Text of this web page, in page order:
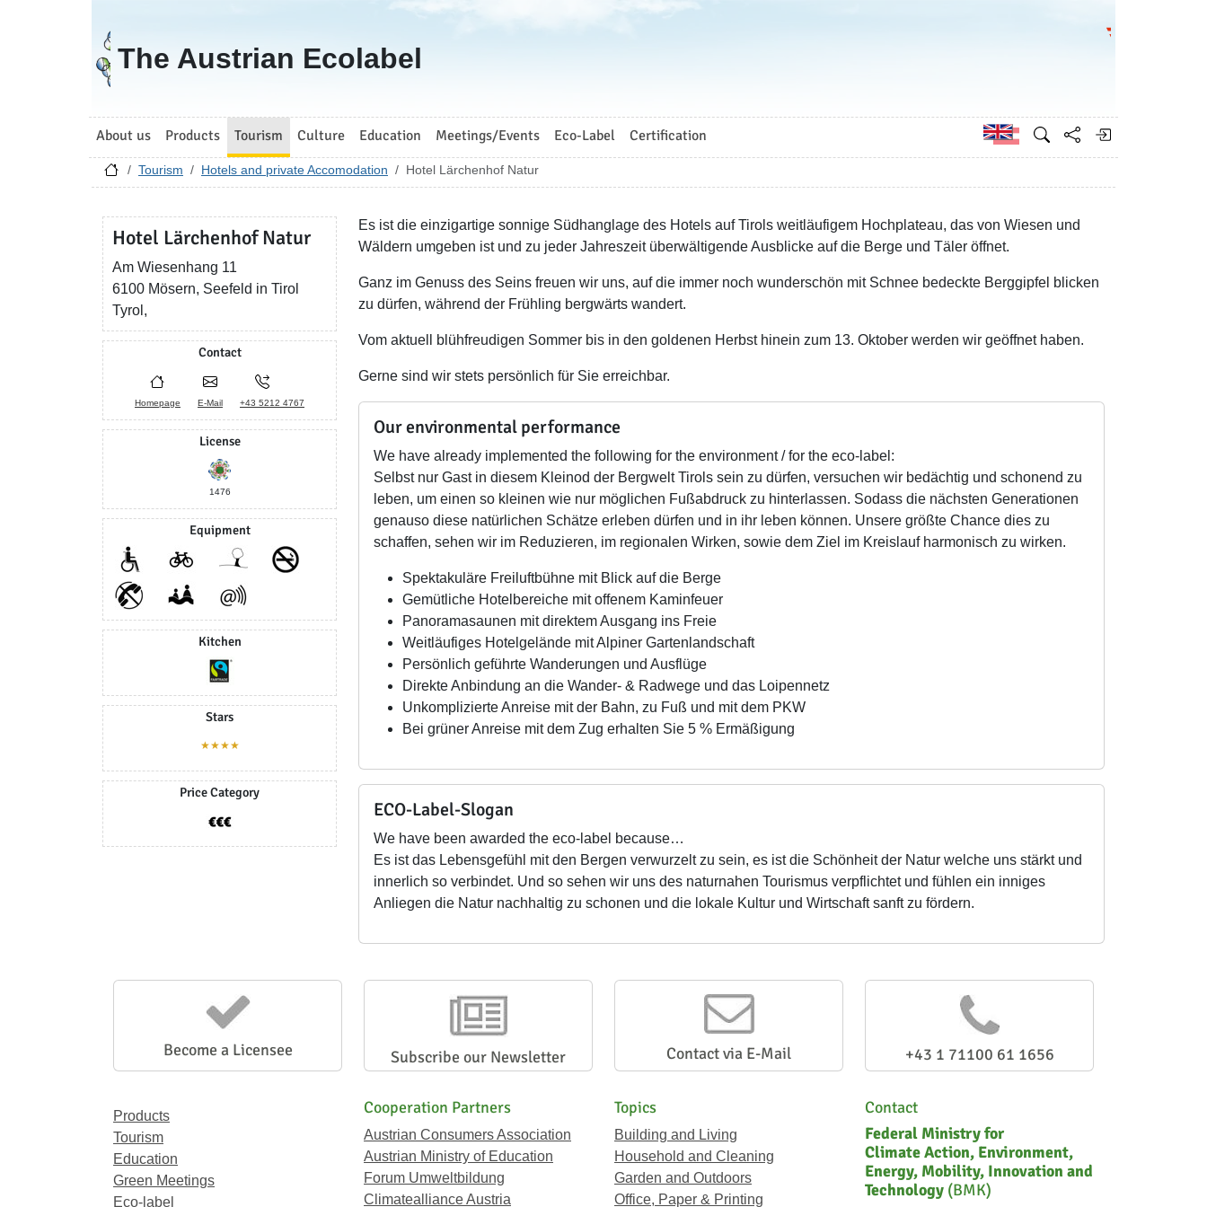
Go to homepage
The Austrian Ecolabel
Go to the
About us Products Tourism Culture Education Meetings/Events Eco-Label Certification German
Tourism Hotels and private Accomodation Hotel Lärchenhof Natur
Hotel Lärchenhof Natur
Am Wiesenhang 11
6100 Mösern, Seefeld in Tirol
Tyrol,
Contact
Homepage E-Mail +43 5212 4767
License
1476
Equipment
Kitchen
Stars
★★★★
Price Category
Es ist die einzigartige sonnige Südhanglage des Hotels auf Tirols weitläufigem Hochplateau, das von Wiesen und
Wäldern umgeben ist und zu jeder Jahreszeit überwältigende Ausblicke auf die Berge und Täler öffnet.
Ganz im Genuss des Seins freuen wir uns, auf die immer noch wunderschön mit Schnee bedeckte Berggipfel blicken
zu dürfen, während der Frühling bergwärts wandert.
Vom aktuell blühfreudigen Sommer bis in den goldenen Herbst hinein zum 13. Oktober werden wir geöffnet haben.
Gerne sind wir stets persönlich für Sie erreichbar.
Our environmental performance
We have already implemented the following for the environment / for the eco-label:
Selbst nur Gast in diesem Kleinod der Bergwelt Tirols sein zu dürfen, versuchen wir bedächtig und schonend zu
leben, um einen so kleinen wie nur möglichen Fußabdruck zu hinterlassen. Sodass die nächsten Generationen
genauso diese natürlichen Schätze erleben dürfen und in ihr leben können. Unsere größte Chance dies zu
schaffen, sehen wir im Reduzieren, im regionalen Wirken, sowie dem Ziel im Kreislauf harmonisch zu wirken.
Spektakuläre Freiluftbühne mit Blick auf die Berge
Gemütliche Hotelbereiche mit offenem Kaminfeuer
Panoramasaunen mit direktem Ausgang ins Freie
Weitläufiges Hotelgelände mit Alpiner Gartenlandschaft
Persönlich geführte Wanderungen und Ausflüge
Direkte Anbindung an die Wander- & Radwege und das Loipennetz
Unkomplizierte Anreise mit der Bahn, zu Fuß und mit dem PKW
Bei grüner Anreise mit dem Zug erhalten Sie 5 % Ermäßigung
ECO-Label-Slogan
We have been awarded the eco-label because…
Es ist das Lebensgefühl mit den Bergen verwurzelt zu sein, es ist die Schönheit der Natur welche uns stärkt und
innerlich so verbindet. Und so sehen wir uns des naturnahen Tourismus verpflichtet und fühlen ein inniges
Anliegen die Natur nachhaltig zu schonen und die lokale Kultur und Wirtschaft sanft zu fördern.
Become a Licensee Subscribe our Newsletter Contact via E-Mail +43 1 71100 61 1656
Products
Tourism
Education
Green Meetings
Eco-label
Cooperation Partners
Austrian Consumers Association
Austrian Ministry of Education
Forum Umweltbildung
Climatealliance Austria
Topics
Building and Living
Household and Cleaning
Garden and Outdoors
Office, Paper & Printing
Contact
Federal Ministry for
Climate Action, Environment,
Energy, Mobility, Innovation and
Technology (BMK)